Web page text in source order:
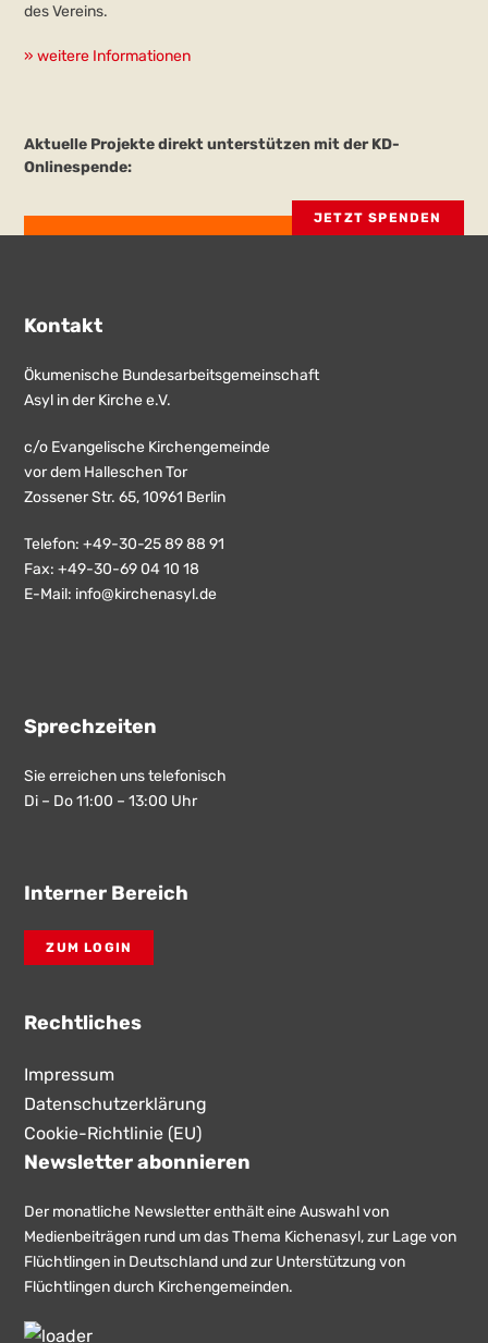
des Vereins.
» weitere Informationen
Aktuelle Projekte direkt unterstützen mit der KD-
Onlinespende:
JETZT SPENDEN
Kontakt
Ökumenische Bundesarbeitsgemeinschaft
Asyl in der Kirche e.V.
c/o Evangelische Kirchengemeinde
vor dem Halleschen Tor
Zossener Str. 65, 10961 Berlin
Telefon: +49-30-25 89 88 91
Fax: +49-30-69 04 10 18
E-Mail: info@kirchenasyl.de
Sprechzeiten
Sie erreichen uns telefonisch
Di – Do 11:00 – 13:00 Uhr
Interner Bereich
ZUM LOGIN
Rechtliches
Impressum
Datenschutzerklärung
Cookie-Richtlinie (EU)
Newsletter abonnieren
Der monatliche Newsletter enthält eine Auswahl von
Medienbeiträgen rund um das Thema Kichenasyl, zur Lage von
Flüchtlingen in Deutschland und zur Unterstützung von
Flüchtlingen durch Kirchengemeinden.